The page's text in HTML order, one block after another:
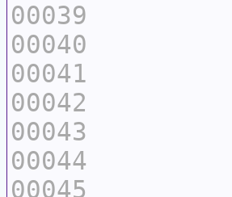
00039
00040
00041
00042
00043
00044
00045